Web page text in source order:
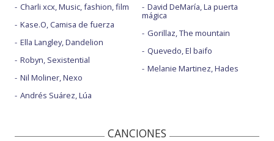
Charli xcx, Music, fashion, film
Kase.O, Camisa de fuerza
Ella Langley, Dandelion
Robyn, Sexistential
Nil Moliner, Nexo
Andrés Suárez, Lúa
David DeMaría, La puerta
mágica
Gorillaz, The mountain
Quevedo, El baifo
Melanie Martinez, Hades
CANCIONES